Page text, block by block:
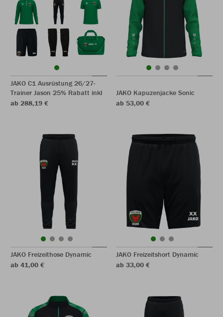
JAKO C1 Ausrüstung 26/27-
Trainer Jason 25% Rabatt inkl
ab 288,19 €
JAKO Kapuzenjacke Sonic
ab 53,00 €
JAKO Freizeithose Dynamic
ab 41,00 €
JAKO Freizeitshort Dynamic
ab 33,00 €